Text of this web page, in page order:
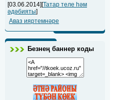
[03.06.2014][Татар теле һәм
әдәбияты]
Аваз ияртемнәре
Безнең баннер коды